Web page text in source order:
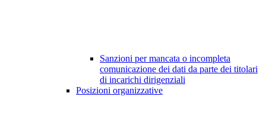
Sanzioni per mancata o incompleta
comunicazione dei dati da parte dei titolari
di incarichi dirigenziali
Posizioni organizzative